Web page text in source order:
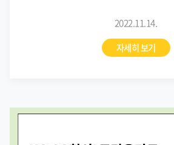
2022.11.14.
자세히 보기